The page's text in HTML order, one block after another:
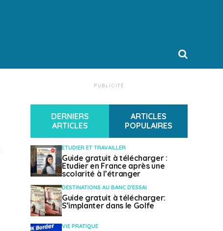
PUBLICITÉ
DERNIERS
ARTICLES
ARTICLES
POPULAIRES
ETUDIER ET TRAVAILLER
Guide gratuit à télécharger :
Etudier en France après une
scolarité à l’étranger
DESTINATIONS AU BANC D'ESSAI
Guide gratuit à télécharger:
S’implanter dans le Golfe
VIE PRATIQUE